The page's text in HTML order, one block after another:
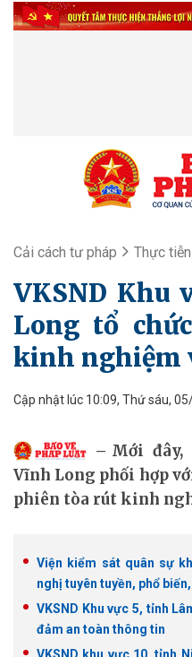
Cải cách tư pháp Thực
VKSND Khu
Long tổ
kinh nghiệm
Cập nhật lúc 10:09, Thứ sáu,
Mới đây,
Vĩnh Long phối hợp
phiên tòa rút kinh
Viện kiểm sát quân sự
nghị tuyên tuyền, phổ
VKSND Khu vực 5, tỉnh
đảm an toàn thông tin